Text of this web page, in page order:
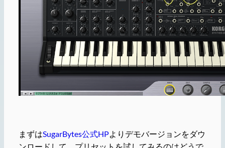
まずはSugarBytes公式HPよりデモバージョンをダウ